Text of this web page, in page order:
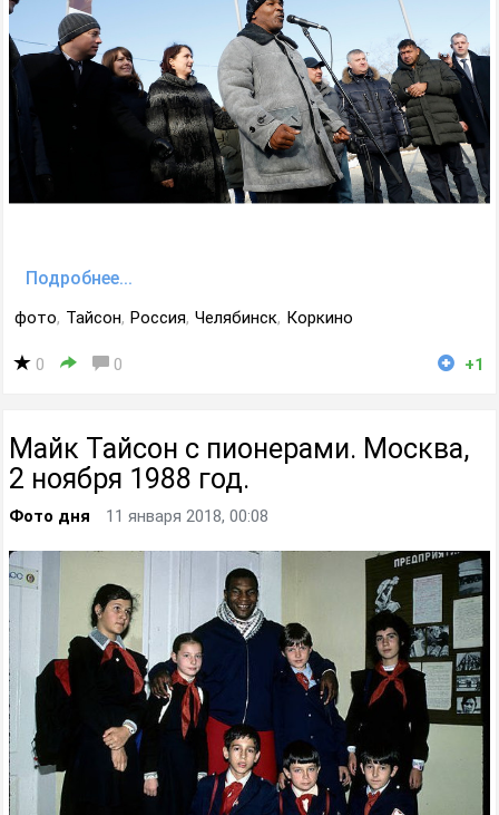
Подробнее...
фото, Тайсон, Россия, Челябинск, Коркино
0 0 +1
Майк Тайсон с пионерами. Москва,
2 ноября 1988 год.
Фото дня 11 января 2018, 00:08